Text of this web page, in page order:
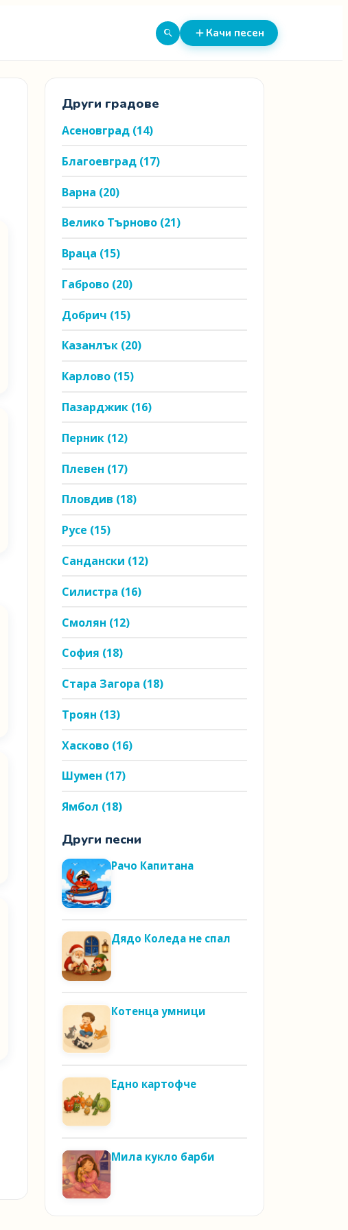
Качи песен
Други градове
Асеновград (14)
Благоевград (17)
Варна (20)
Велико Търново (21)
Враца (15)
Габрово (20)
Добрич (15)
Казанлък (20)
Карлово (15)
Пазарджик (16)
Перник (12)
Плевен (17)
Пловдив (18)
Русе (15)
Сандански (12)
Силистра (16)
Смолян (12)
София (18)
Стара Загора (18)
Троян (13)
Хасково (16)
Шумен (17)
Ямбол (18)
Други песни
Рачо Капитана
Дядо Коледа не спал
Котенца умници
Едно картофче
Мила кукло барби